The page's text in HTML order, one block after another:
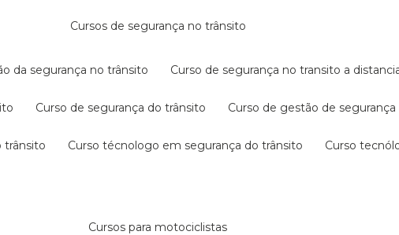
cursos de segurança no trânsito
da segurança no trânsito curso de segurança no transito a
curso de segurança do trânsito curso de gestão de
trânsito curso técnologo em segurança do trânsito curso
cursos para motociclistas